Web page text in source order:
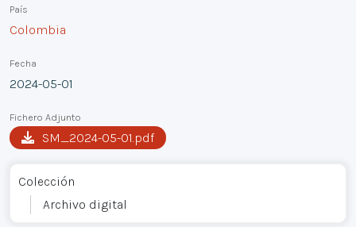
País
Colombia
Fecha
2024-05-01
Fichero Adjunto
SM_2024-05-01.pdf
Colección
Archivo digital